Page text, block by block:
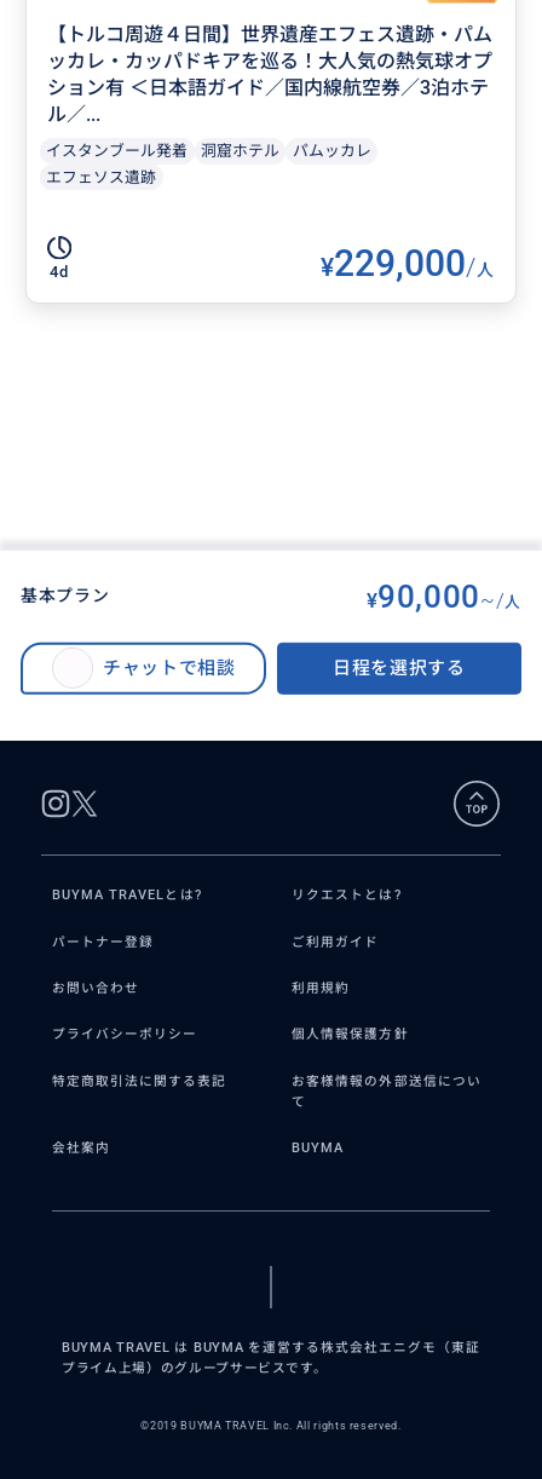
【トルコ周遊４日間】世界遺産エフェス遺跡・パム
ッカレ・カッパドキアを巡る！大人気の熱気球オプ
ション有 ＜日本語ガイド／国内線航空券／3泊ホテ
ル／...
イスタンブール発着 洞窟ホテル
パムッカレ
エフェソス遺跡
4d ¥229,000/人
基本プラン ¥90,000~/ 人
チャットで相談 日程を選択する
BUYMA TRAVEL カッパドキアオプショナルツアー>
世界遺産カッパドキア２日間 お得な気球付きプランも選択可♪ ＜日本語
ガイド／国内線航空券／洞窟ホテル泊／入場料／送迎付＞ イスタンブール
発着
BUYMA TRAVELとは? リクエストとは?
パートナー登録 ご利用ガイド
お問い合わせ 利用規約
プライバシーポリシー 個人情報保護方針
特定商取引法に関する表記
お客様情報の外部送信につい
て
会社案内 BUYMA
BUYMA TRAVEL は BUYMA を運営する株式会社エニグモ（東証
プライム上場）のグループサービスです。
©2019 BUYMA TRAVEL Inc. All rights reserved.